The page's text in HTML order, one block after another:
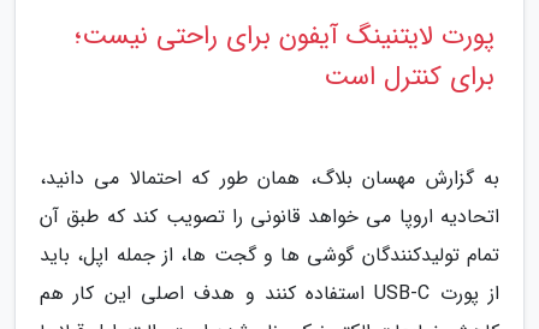
پورت لایتنینگ آیفون برای راحتی نیست؛
برای کنترل است
به گزارش مهسان بلاگ، همان طور که احتمالا می دانید،
اتحادیه اروپا می خواهد قانونی را تصویب کند که طبق آن
تمام تولیدکنندگان گوشی ها و گجت ها، از جمله اپل، باید
از پورت USB-C استفاده کنند و هدف اصلی این کار هم